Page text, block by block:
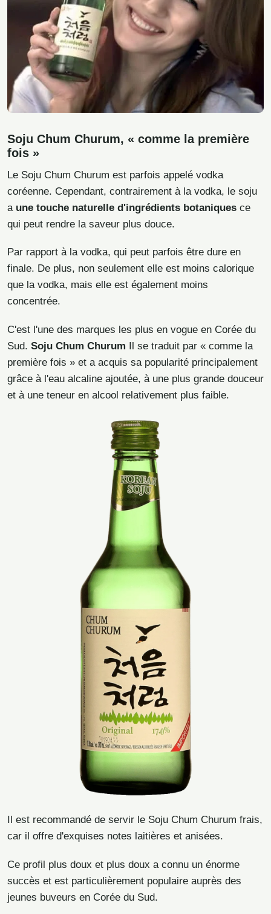
Soju Chum Churum, « comme la première
fois »
Le Soju Chum Churum est parfois appelé vodka
coréenne. Cependant, contrairement à la vodka, le soju
a une touche naturelle d'ingrédients botaniques ce
qui peut rendre la saveur plus douce.
Par rapport à la vodka, qui peut parfois être dure en
finale. De plus, non seulement elle est moins calorique
que la vodka, mais elle est également moins
concentrée.
C'est l'une des marques les plus en vogue en Corée du
Sud. Soju Chum Churum Il se traduit par « comme la
première fois » et a acquis sa popularité principalement
grâce à l'eau alcaline ajoutée, à une plus grande douceur
et à une teneur en alcool relativement plus faible.
Il est recommandé de servir le Soju Chum Churum frais,
car il offre d'exquises notes laitières et anisées.
Ce profil plus doux et plus doux a connu un énorme
succès et est particulièrement populaire auprès des
jeunes buveurs en Corée du Sud.